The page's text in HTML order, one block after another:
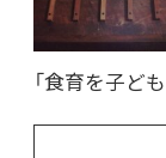
「食育を子ど